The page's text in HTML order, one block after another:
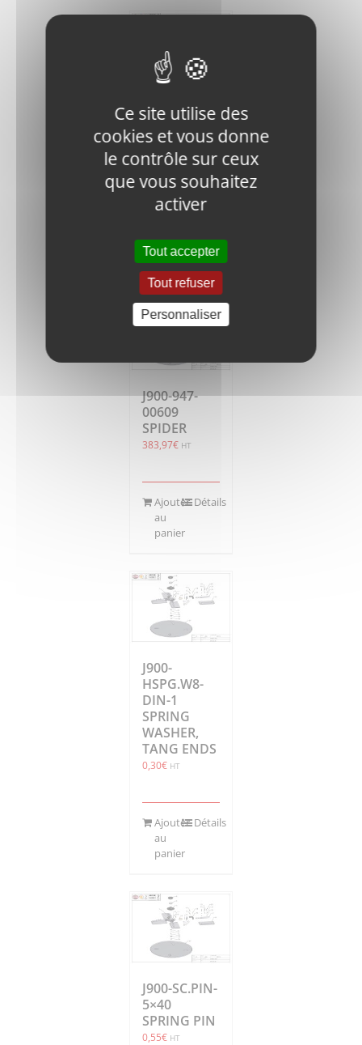
J900-
CH.RG36
INTERNAL
CIRCLIP
au
panier
J900-947-
00609
SPIDER
383,97€ HT
Ajouter
au
panier
Détails
J900-
HSPG.W8-
DIN-1
SPRING
WASHER,
TANG ENDS
0,30€ HT
Ajouter
au
panier
Détails
J900-SC.PIN-
5×40
SPRING PIN
0,55€ HT
Ce site utilise des
cookies et vous donne
le contrôle sur ceux
que vous souhaitez
activer
Tout accepter
Tout refuser
Personnaliser